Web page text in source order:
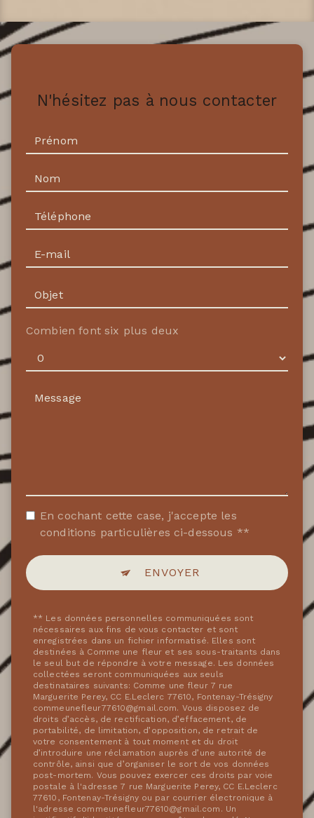
N'hésitez pas à nous contacter
Combien font six plus deux
En cochant cette case, j'accepte les
conditions particulières ci-dessous **
ENVOYER
** Les données personnelles communiquées sont
nécessaires aux fins de vous contacter et sont
enregistrées dans un fichier informatisé. Elles sont
destinées à Comme une fleur et ses sous-traitants dans
le seul but de répondre à votre message. Les données
collectées seront communiquées aux seuls
destinataires suivants: Comme une fleur 7 rue
Marguerite Perey, CC E.Leclerc 77610, Fontenay-Trésigny
commeunefleur77610@gmail.com. Vous disposez de
droits d’accès, de rectification, d’effacement, de
portabilité, de limitation, d’opposition, de retrait de
votre consentement à tout moment et du droit
d’introduire une réclamation auprès d’une autorité de
contrôle, ainsi que d’organiser le sort de vos données
post-mortem. Vous pouvez exercer ces droits par voie
postale à l'adresse 7 rue Marguerite Perey, CC E.Leclerc
77610, Fontenay-Trésigny ou par courrier électronique à
l'adresse commeunefleur77610@gmail.com. Un